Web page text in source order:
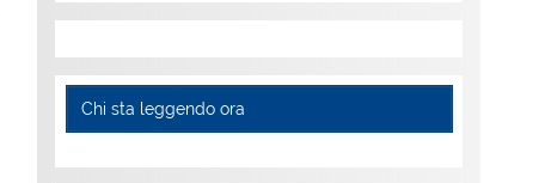
Chi sta leggendo ora